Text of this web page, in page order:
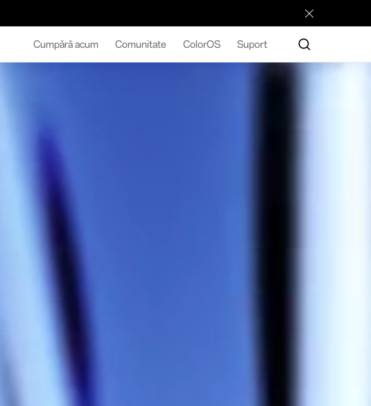
Cumpără acum Comunitate ColorOS Suport